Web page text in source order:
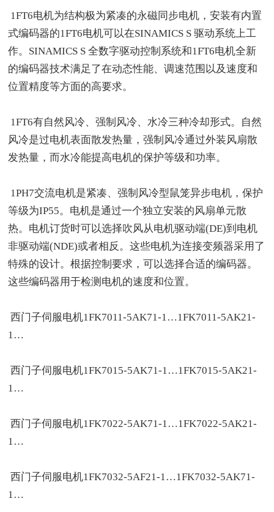
1FT6电机为结构极为紧凑的永磁同步电机，安装有内置
式编码器的1FT6电机可以在SINAMICS S 驱动系统上工
作。SINAMICS S 全数字驱动控制系统和1FT6电机全新
的编码器技术满足了在动态性能、调速范围以及速度和
位置精度等方面的高要求。
1FT6有自然风冷、强制风冷、水冷三种冷却形式。自然
风冷是过电机表面散发热量，强制风冷通过外装风扇散
发热量，而水冷能提高电机的保护等级和功率。
1PH7交流电机是紧凑、强制风冷型鼠笼异步电机，保护
等级为IP55。电机是通过一个独立安装的风扇单元散
热。电机订货时可以选择吹风从电机驱动端(DE)到电机
非驱动端(NDE)或者相反。这些电机为连接变频器采用了
特殊的设计。根据控制要求，可以选择合适的编码器。
这些编码器用于检测电机的速度和位置。
西门子伺服电机1FK7011-5AK71-1…1FK7011-5AK21-
1…
西门子伺服电机1FK7015-5AK71-1…1FK7015-5AK21-
1…
西门子伺服电机1FK7022-5AK71-1…1FK7022-5AK21-
1…
西门子伺服电机1FK7032-5AF21-1…1FK7032-5AK71-
1…